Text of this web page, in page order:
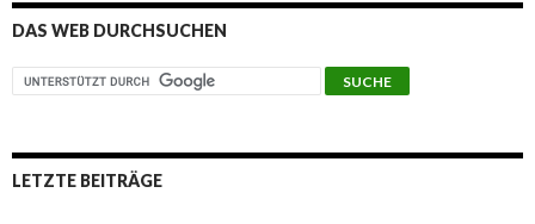
DAS WEB DURCHSUCHEN
LETZTE BEITRÄGE